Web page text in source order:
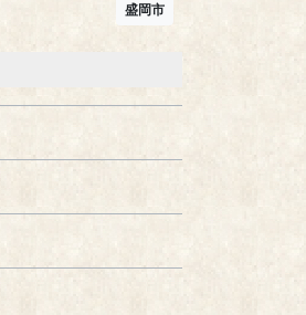
盛岡市